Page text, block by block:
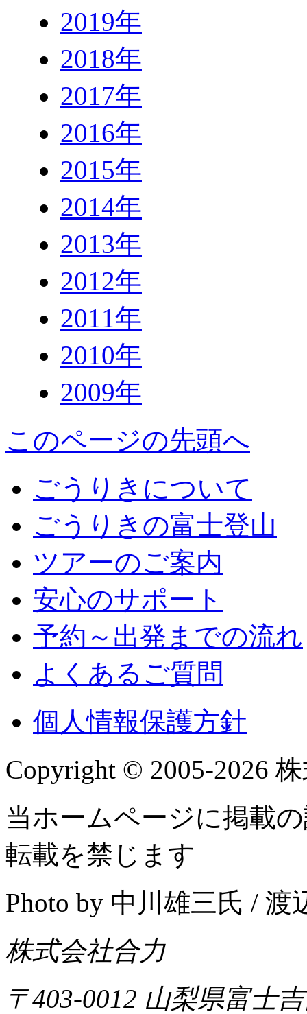
2019年
2018年
2017年
2016年
2015年
2014年
2013年
2012年
2011年
2010年
2009年
このページの先頭へ
ごうりきについて
ごうりきの富士登山
ツアーのご案内
安心のサポート
予約～出発までの流れ
よくあるご質問
個人情報保護方針
Copyright © 2005-2026
当ホームページに掲載
転載を禁じます
Photo by 中川雄三氏 /
株式会社合力
〒403-0012 山梨県富士